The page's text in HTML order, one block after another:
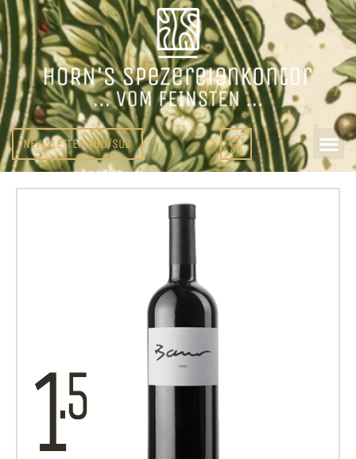
NEWSLETTER ABO/SUB